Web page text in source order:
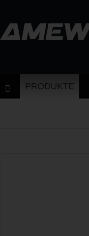
PRODUKTE